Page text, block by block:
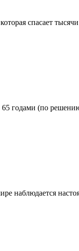
спасает
годами (по
наблюдается